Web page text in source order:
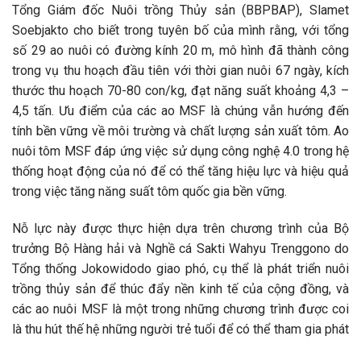
Tổng Giám đốc Nuôi trồng Thủy sản (BBPBAP), Slamet
Soebjakto cho biết trong tuyên bố của mình rằng, với tổng
số 29 ao nuôi có đường kính 20 m, mô hình đã thành công
trong vụ thu hoạch đầu tiên với thời gian nuôi 67 ngày, kích
thước thu hoạch 70-80 con/kg, đạt năng suất khoảng 4,3 –
4,5 tấn. Ưu điểm của các ao MSF là chúng vẫn hướng đến
tính bền vững về môi trường và chất lượng sản xuất tôm. Ao
nuôi tôm MSF đáp ứng việc sử dụng công nghệ 4.0 trong hệ
thống hoạt động của nó để có thể tăng hiệu lực và hiệu quả
trong việc tăng năng suất tôm quốc gia bền vững.
Nỗ lực này được thực hiện dựa trên chương trình của Bộ
trưởng Bộ Hàng hải và Nghề cá Sakti Wahyu Trenggono do
Tổng thống Jokowidodo giao phó, cụ thể là phát triển nuôi
trồng thủy sản để thúc đẩy nền kinh tế của cộng đồng, và
các ao nuôi MSF là một trong những chương trình được coi
là thu hút thế hệ những người trẻ tuổi để có thể tham gia phát